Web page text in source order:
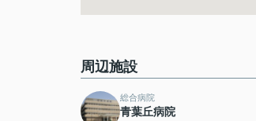
周辺施設
総合病院
青葉丘病院